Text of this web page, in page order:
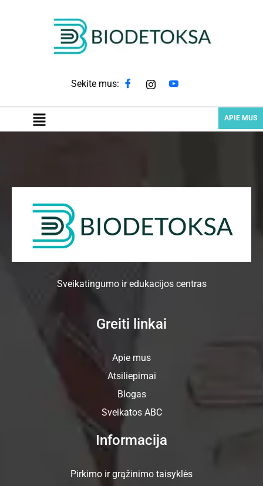
Sekite mus:
APIE MUS
Sveikatingumo ir edukacijos centras
Greiti linkai
Apie mus
Atsiliepimai
Blogas
Sveikatos ABC
Informacija
Pirkimo ir grąžinimo taisyklės